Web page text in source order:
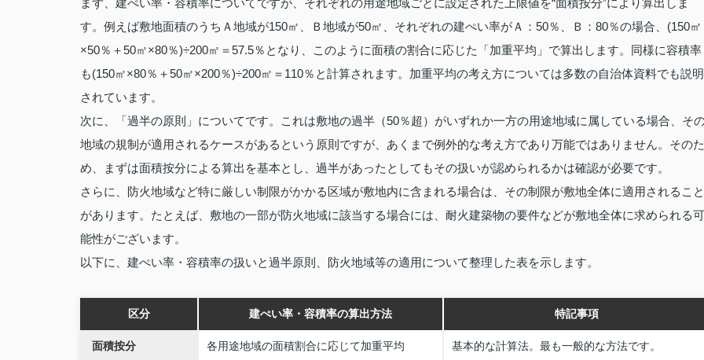
まず、建ぺい率・容積率についてですが、それぞれの用途地域ごとに設定された上限値を“面積按分”により算出しま
す。例えば敷地面積のうちＡ地域が150㎡、Ｂ地域が50㎡、それぞれの建ぺい率がＡ：50％、Ｂ：80％の場合、(150㎡
×50％＋50㎡×80％)÷200㎡＝57.5％となり、このように面積の割合に応じた「加重平均」で算出します。同様に容積率
も(150㎡×80％＋50㎡×200％)÷200㎡＝110％と計算されます。加重平均の考え方については多数の自治体資料でも説明
されています。
次に、「過半の原則」についてです。これは敷地の過半（50％超）がいずれか一方の用途地域に属している場合、そ
地域の規制が適用されるケースがあるという原則ですが、あくまで例外的な考え方であり万能ではありません。そのた
め、まずは面積按分による算出を基本とし、過半があったとしてもその扱いが認められるかは確認が必要です。
さらに、防火地域など特に厳しい制限がかかる区域が敷地内に含まれる場合は、その制限が敷地全体に適用されること
があります。たとえば、敷地の一部が防火地域に該当する場合には、耐火建築物の要件などが敷地全体に求められる可
能性がございます。
以下に、建ぺい率・容積率の扱いと過半原則、防火地域等の適用について整理した表を示します。
区分 建ぺい率・容積率の算出方法 特記事項
面積按分 各用途地域の面積割合に応じて加重平均 基本的な計算法。最も一般的な方法です。